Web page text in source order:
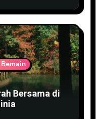
Bersama di